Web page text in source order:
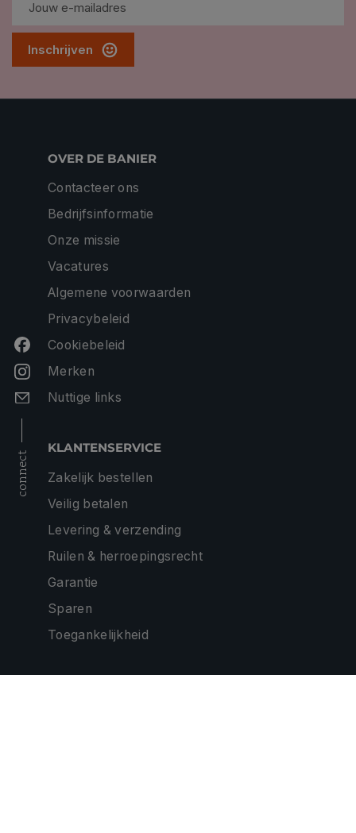
Inschrijven
connect
OVER DE BANIER
Contacteer ons
Bedrijfsinformatie
Onze missie
Vacatures
Algemene voorwaarden
Privacybeleid
Cookiebeleid
Merken
Nuttige links
KLANTENSERVICE
Zakelijk bestellen
Veilig betalen
Levering & verzending
Ruilen & herroepingsrecht
Garantie
Sparen
Toegankelijkheid